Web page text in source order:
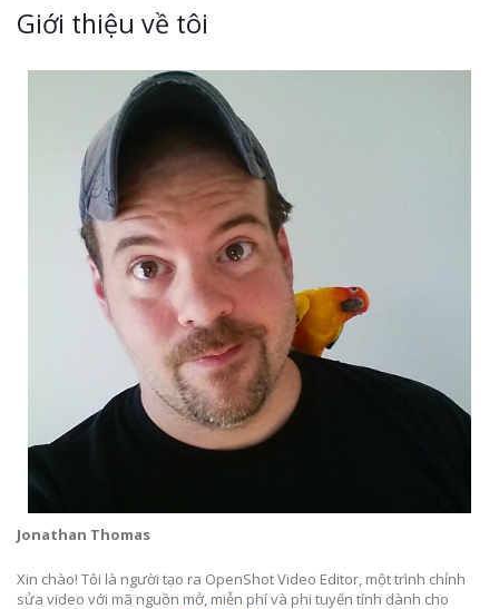
Giới thiệu về tôi
Jonathan Thomas
Xin chào! Tôi là người tạo ra OpenShot Video Editor, một trình chỉnh
sửa video với mã nguồn mở, miễn phí và phi tuyến tính dành cho